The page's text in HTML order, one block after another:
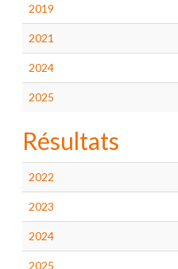
2019
2021
2024
2025
Résultats
2022
2023
2024
2025